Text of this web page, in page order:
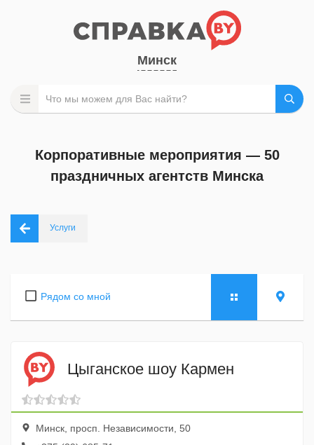
Минск
Корпоративные мероприятия — 50
праздничных агентств Минска
Услуги
Рядом со мной
Цыганское шоу Кармен
Минск, просп. Независимости, 50